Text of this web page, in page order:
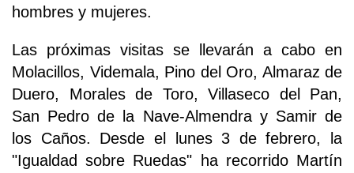
hombres y mujeres.
Las próximas visitas se llevarán a cabo en
Molacillos, Videmala, Pino del Oro, Almaraz de
Duero, Morales de Toro, Villaseco del Pan,
San Pedro de la Nave-Almendra y Samir de
los Caños. Desde el lunes 3 de febrero, la
"Igualdad sobre Ruedas" ha recorrido Martín